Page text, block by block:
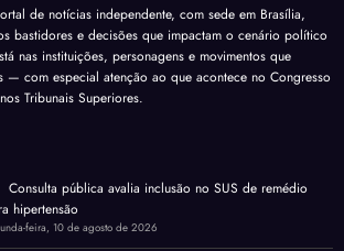
de notícias independente, com sede em Brasília,
bastidores e decisões que impactam o cenário político
nas instituições, personagens e movimentos que
com especial atenção ao que acontece no Congresso
Tribunais Superiores.
Consulta pública avalia inclusão no SUS de remédio
hipertensão
feira, 10 de agosto de 2026